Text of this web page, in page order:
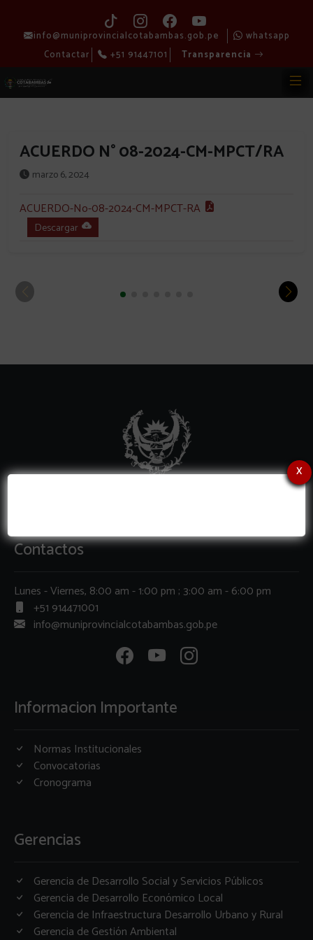
info@muniprovincialcotabambas.gob.pe
whatsapp
Contactar
+51 91447101 Transparencia
ACUERDO N° 08-2024-CM-MPCT/RA
marzo 6, 2024
ACUERDO-No-08-2024-CM-MPCT-RA
Descargar
x
Contactos
Lunes - Viernes, 8:00 am - 1:00 pm ; 3:00 am - 6:00 pm
+51 914471001
info@muniprovincialcotabambas.gob.pe
Informacion Importante
Normas Institucionales
Convocatorias
Cronograma
Gerencias
Gerencia de Desarrollo Social y Servicios Públicos
Gerencia de Desarrollo Económico Local
Gerencia de Infraestructura Desarrollo Urbano y Rural
Gerencia de Gestión Ambiental